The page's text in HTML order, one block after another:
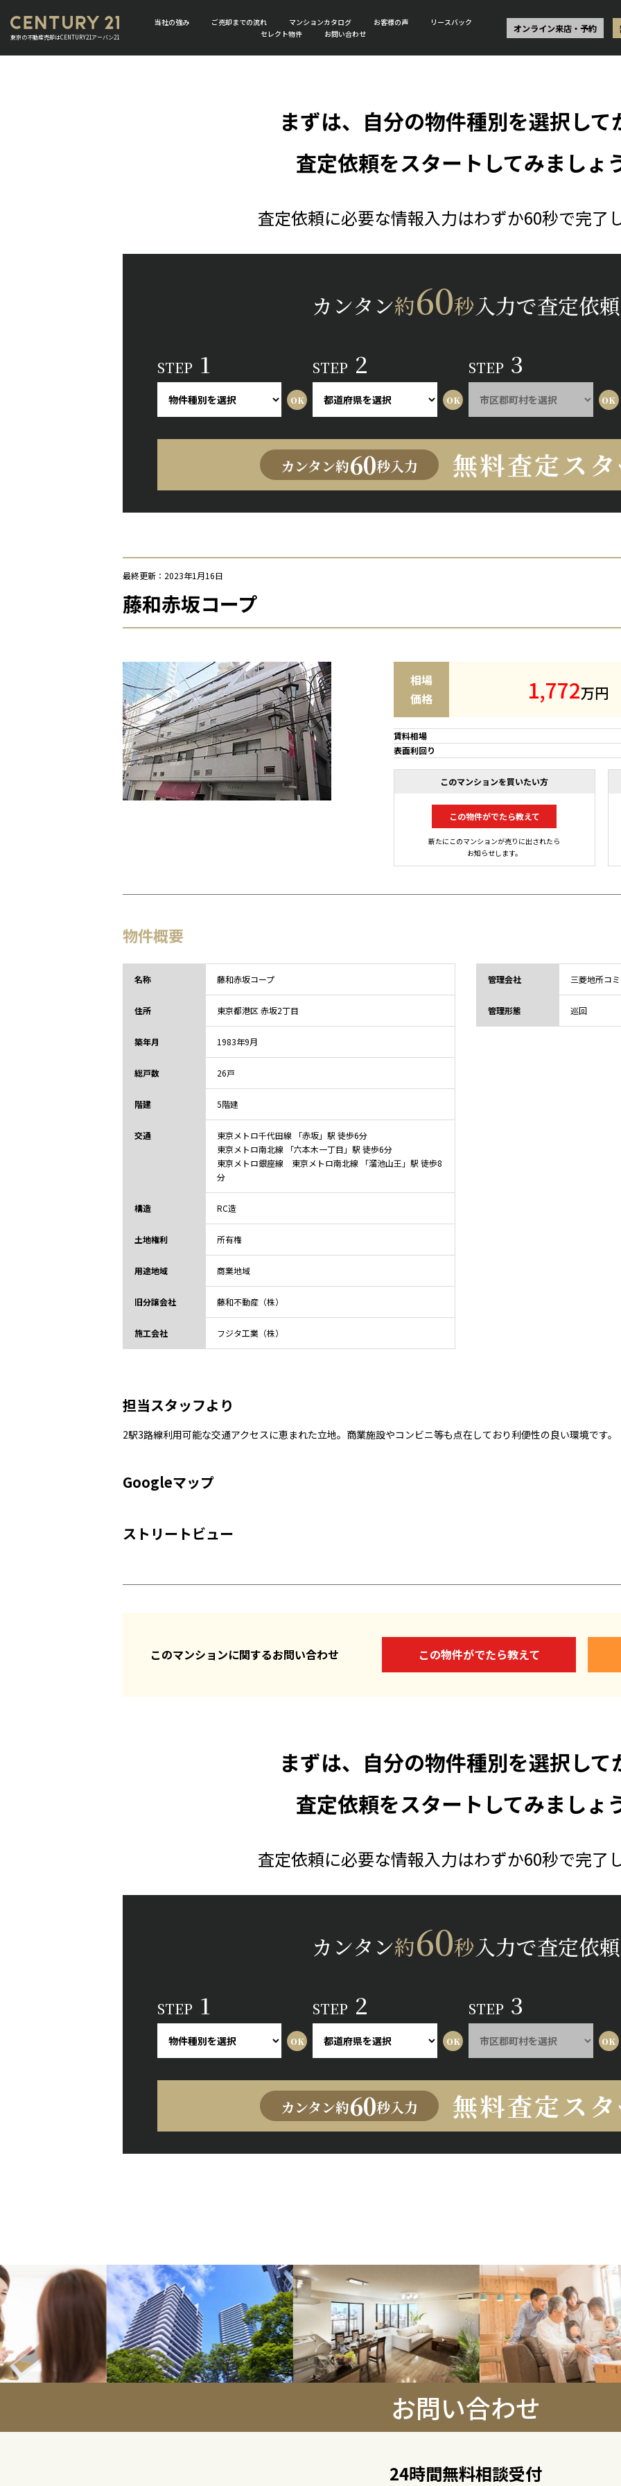
東京の不動産売却はCENTURY21アーバン21
当社の強み ご売却までの流れ マンションカタログ お客様の声
リースバック
セレクト物件
お問い合わせ オンライン来店・予約
まずは、自分の物件種別を選択して
査定依頼をスタートしてみましょ
査定依頼に必要な情報入力はわずか60秒で完了
カンタン約60秒入力で査定依頼
STEP 1 STEP 2 STEP 3
カンタン約60秒入力 無料査定ス
最終更新：2023年1月16日
藤和赤坂コープ
相場
価格
1,772万
賃料相場
表面利回り
このマンションを買いたい方
この物件がでたら教えて
新たにこのマンションが売りに出されたら
お知らせします。
物件概要
名称 藤和赤坂コープ
住所 東京都港区 赤坂2丁目
築年月 1983年9月
総戸数 26戸
階建 5階建
交通
東京メトロ千代田線 「赤坂」駅 徒歩6分
東京メトロ南北線 「六本木一丁目」駅 徒歩6分
東京メトロ銀座線 東京メトロ南北線 「溜池山王」駅 徒歩8
分
構造 RC造
土地権利 所有権
用途地域 商業地域
旧分譲会社 藤和不動産（株）
施工会社 フジタ工業（株）
管理会社 三菱地所コ
管理形態 巡回
担当スタッフより
2駅3路線利用可能な交通アクセスに恵まれた立地。商業施設やコンビニ等も点在しており利便性の良い環境です。
Googleマップ
ストリートビュー
このマンションに関するお問い合わせ この物件がでたら教えて
まずは、自分の物件種別を選択して
査定依頼をスタートしてみましょ
査定依頼に必要な情報入力はわずか60秒で完了
カンタン約60秒入力で査定依頼
STEP 1 STEP 2 STEP 3
カンタン約60秒入力 無料査定ス
お問い合わせ
24時間無料相談受付